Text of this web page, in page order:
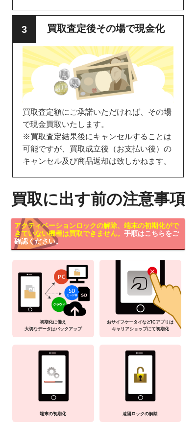
買取査定後その場で現金化
買取査定額にご承諾いただければ、その場
で現金買取いたします。
※買取査定結果後にキャンセルすることは
可能ですが、買取成立後（お支払い後）の
キャンセル及び商品返却は致しかねます。
買取に出す前の注意事項
アクティベーションロックの解除、端末の初期化がで
きていない機種は買取できません。 手順はこちらをご
確認ください。
初期化に備え
大切なデータはバックアップ
おサイフケータイなどICアプリは
キャリアショップにて初期化
端末の初期化 遠隔ロックの解除